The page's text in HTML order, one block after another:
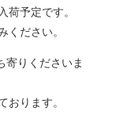
荷予定です。
ください。
寄りくださいま
おります。